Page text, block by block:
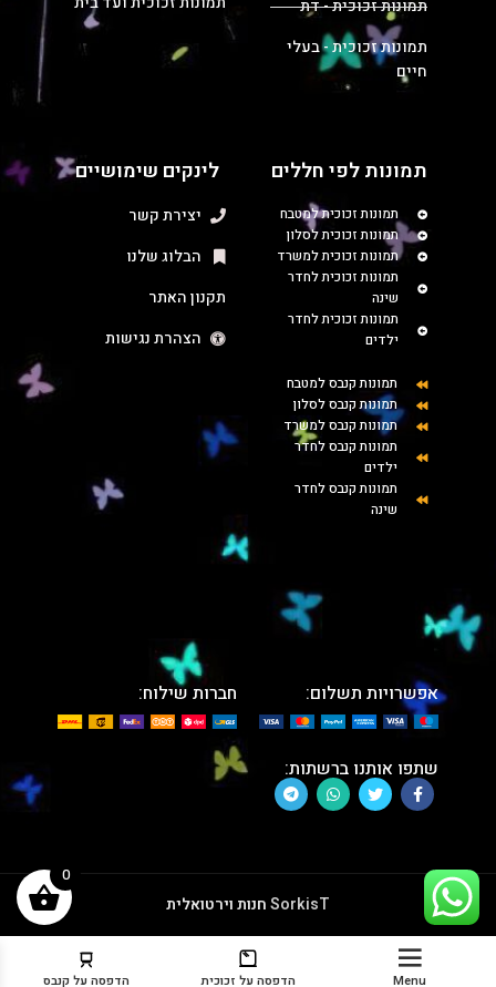
תמונות זכוכית - דת
תמונות זכוכית - בעלי
חיים
תמונות לפי חללים
תמונות זכוכית למטבח
תמונות זכוכית לסלון
תמונות זכוכית למשרד
תמונות זכוכית לחדר
שינה
תמונות זכוכית לחדר
ילדים
תמונות קנבס למטבח
תמונות קנבס לסלון
תמונות קנבס למשרד
תמונות קנבס לחדר
ילדים
תמונות קנבס לחדר
שינה
לינקים שימושיים
יצירת קשר
הבלוג שלנו
תקנון האתר
הצהרת נגישות
אפשרויות תשלום: חברות שילוח:
שתפו אותנו ברשתות:
SorkisTחנות וירטואלית
0
Menu הדפסה על זכוכית הדפסה על קנבס